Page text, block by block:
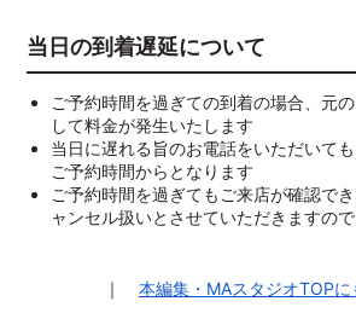
当日の到着遅延について
ご予約時間を過ぎての到着の場合、元
して料金が発生いたします
当日に遅れる旨のお電話をいただいて
ご予約時間からとなります
ご予約時間を過ぎてもご来店が確認で
ャンセル扱いとさせていただきますの
｜ 本編集・MAスタジオTOPに